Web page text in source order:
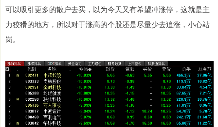
可以吸引更多的散户去买，以为今天又有希望冲涨停，这就是主
力狡猾的地方，所以对于涨高的个股还是尽量少去追涨，小心站
岗。